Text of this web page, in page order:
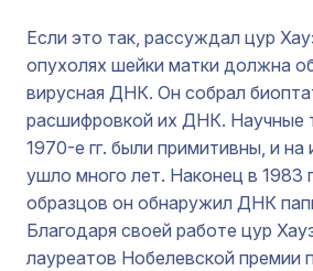
Если это так, рассуждал цур
опухолях шейки матки должна
вирусная ДНК. Он собрал
расшифровкой их ДНК. Научные
1970-е гг. были примитивны, и на
ушло много лет. Наконец в 1983
образцов он обнаружил ДНК
Благодаря своей работе цур
лауреатов Нобелевской премии